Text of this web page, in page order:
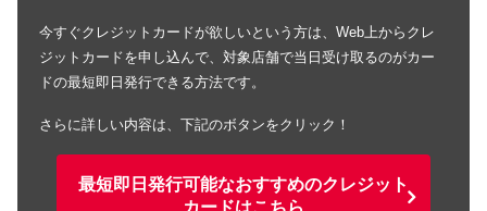
今すぐクレジットカードが欲しいという方は、Web上からクレ
ジットカードを申し込んで、対象店舗で当日受け取るのがカー
ドの最短即日発行できる方法です。
さらに詳しい内容は、下記のボタンをクリック！
最短即日発行可能なおすすめのクレジット
カードはこちら